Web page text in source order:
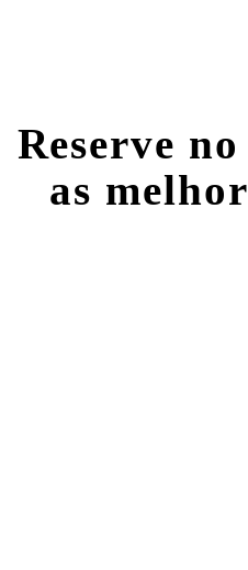
Reserve
as